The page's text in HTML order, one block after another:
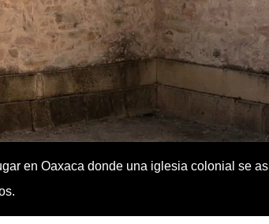
en Oaxaca donde una iglesia colonial se